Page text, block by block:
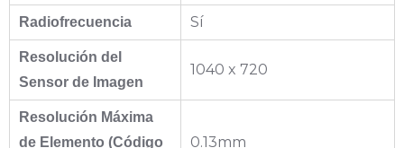
Radiofrecuencia Sí
Resolución del
Sensor de Imagen
1040 x 720
Resolución Máxima
de Elemento (Código
0.13mm